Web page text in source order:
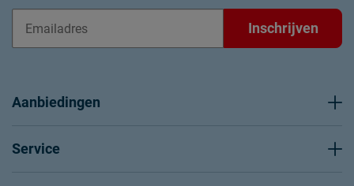
Inschrijven
Aanbiedingen
Service